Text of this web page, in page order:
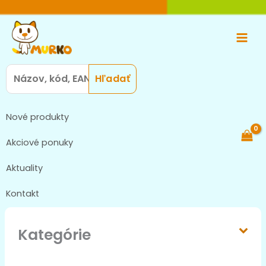
obsah
Main
Search
for:
Nové produkty
Akciové ponuky
Aktuality
Kontakt
Kategórie